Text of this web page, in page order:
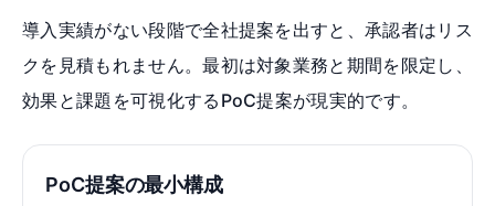
導入実績がない段階で全社提案を出すと、承認者はリス
クを見積もれません。最初は対象業務と期間を限定し、
効果と課題を可視化するPoC提案が現実的です。
PoC提案の最小構成